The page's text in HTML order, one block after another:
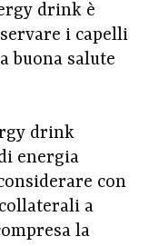
drink è
i capelli
buona salute
drink
energia
con
a
la